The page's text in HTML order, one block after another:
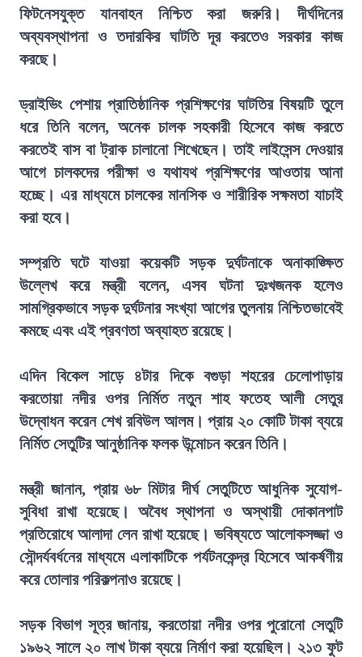
ফিটনেসযুক্ত যানবাহন নিশ্চিত করা জরুরি। দীর্ঘদিনের
অব্যবস্থাপনা ও তদারকির ঘাটতি দূর করতেও সরকার কাজ
করছে।
ড্রাইভিং পেশায় প্রাতিষ্ঠানিক প্রশিক্ষণের ঘাটতির বিষয়টি তুলে
ধরে তিনি বলেন, অনেক চালক সহকারী হিসেবে কাজ করতে
করতেই বাস বা ট্রাক চালানো শিখেছেন। তাই লাইসেন্স দেওয়ার
আগে চালকদের পরীক্ষা ও যথাযথ প্রশিক্ষণের আওতায় আনা
হচ্ছে। এর মাধ্যমে চালকের মানসিক ও শারীরিক সক্ষমতা যাচাই
করা হবে।
সম্প্রতি ঘটে যাওয়া কয়েকটি সড়ক দুর্ঘটনাকে অনাকাঙ্ক্ষিত
উল্লেখ করে মন্ত্রী বলেন, এসব ঘটনা দুঃখজনক হলেও
সামগ্রিকভাবে সড়ক দুর্ঘটনার সংখ্যা আগের তুলনায় নিশ্চিতভাবেই
কমছে এবং এই প্রবণতা অব্যাহত রয়েছে।
এদিন বিকেল সাড়ে ৪টার দিকে বগুড়া শহরের চেলোপাড়ায়
করতোয়া নদীর ওপর নির্মিত নতুন শাহ ফতেহ আলী সেতুর
উদ্বোধন করেন শেখ রবিউল আলম। প্রায় ২০ কোটি টাকা ব্যয়ে
নির্মিত সেতুটির আনুষ্ঠানিক ফলক উন্মোচন করেন তিনি।
মন্ত্রী জানান, প্রায় ৬৮ মিটার দীর্ঘ সেতুটিতে আধুনিক সুযোগ-
সুবিধা রাখা হয়েছে। অবৈধ স্থাপনা ও অস্থায়ী দোকানপাট
প্রতিরোধে আলাদা লেন রাখা হয়েছে। ভবিষ্যতে আলোকসজ্জা ও
সৌন্দর্যবর্ধনের মাধ্যমে এলাকাটিকে পর্যটনকেন্দ্র হিসেবে আকর্ষণীয়
করে তোলার পরিকল্পনাও রয়েছে।
সড়ক বিভাগ সূত্র জানায়, করতোয়া নদীর ওপর পুরোনো সেতুটি
১৯৬২ সালে ২০ লাখ টাকা ব্যয়ে নির্মাণ করা হয়েছিল। ২১৩ ফুট